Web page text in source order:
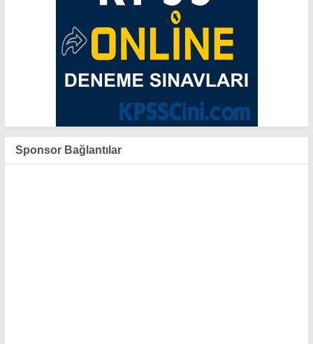
Sponsor Bağlantılar